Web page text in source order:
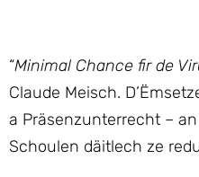
“Minimal Chance fir de
Claude Meisch.
a Präsenzunterrecht –
Schoulen däitlech ze